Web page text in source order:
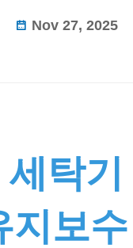
Nov 27, 2025
탁
지보